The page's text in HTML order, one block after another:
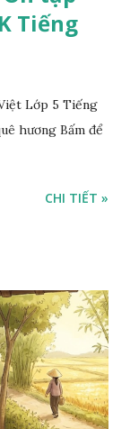
Tiếng
Lớp 5 Tiếng
hương Bấm để
CHI TIẾT »